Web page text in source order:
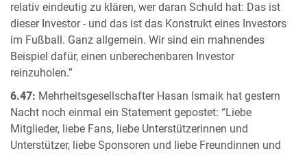
relativ eindeutig zu klären, wer daran Schuld hat: Das ist
dieser Investor - und das ist das Konstrukt eines Investors
im Fußball. Ganz allgemein. Wir sind ein mahnendes
Beispiel dafür, einen unberechenbaren Investor
reinzuholen.”
6.47: Mehrheitsgesellschafter Hasan Ismaik hat gestern
Nacht noch einmal ein Statement gepostet: “Liebe
Mitglieder, liebe Fans, liebe Unterstützerinnen und
Unterstützer, liebe Sponsoren und liebe Freundinnen und